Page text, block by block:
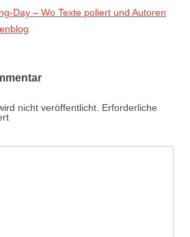
Day – Wo Texte poliert und Autoren
nicht veröffentlicht. Erforderliche